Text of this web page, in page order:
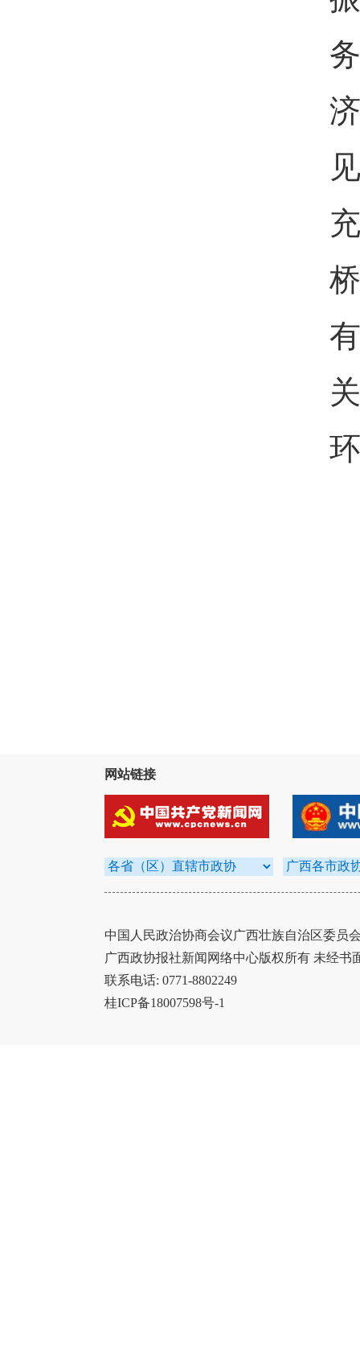
网站链接
中国人民政治协商会议广西壮族自治区委员
广西政协报社新闻网络中心版权所有 未经书
联系电话: 0771-8802249
桂ICP备18007598号-1